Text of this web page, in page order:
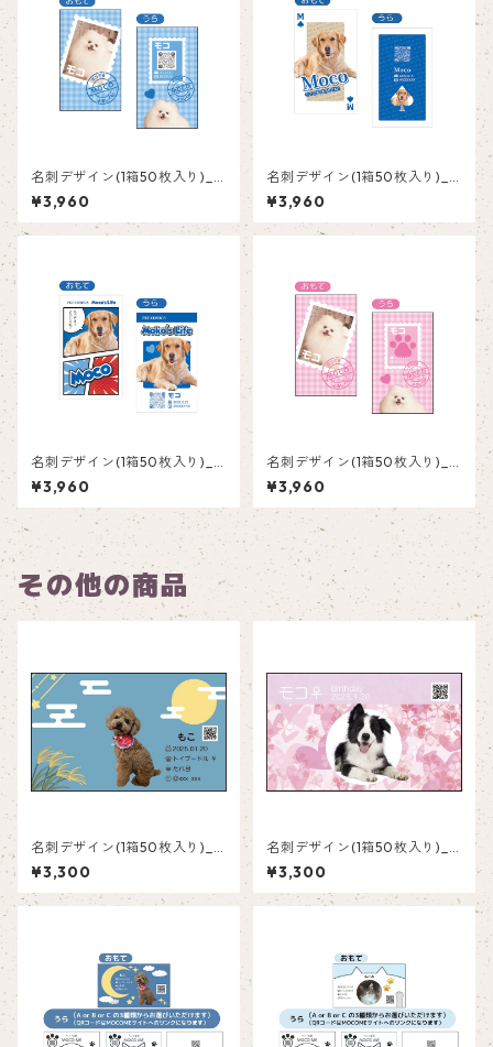
名刺デザイン(1箱50枚入り)_
切手_PS002
¥3,960
名刺デザイン(1箱50枚入り)_
トランプ_TRB002
¥3,960
名刺デザイン(1箱50枚入り)_
コミック_COB002
¥3,960
名刺デザイン(1箱50枚入り)_
切手_PS001
¥3,960
その他の商品
名刺デザイン(1箱50枚入り)_
満月_FM001
¥3,300
名刺デザイン(1箱50枚入り)_
ピンク_P001
¥3,300